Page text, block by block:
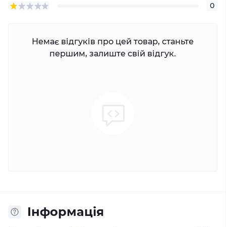
0
Немає відгуків про цей товар, станьте
першим, залиште свій відгук.
Інформація